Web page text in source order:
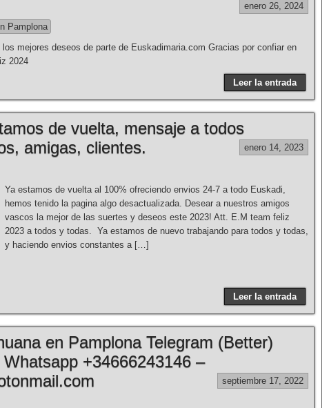
enero 26, 2024
Pamplona
mejores deseos de parte de Euskadimaria.com Gracias por confiar en
2024
Leer la entrada
de vuelta, mensaje a todos
amigas, clientes.
enero 14, 2023
Ya estamos de vuelta al 100% ofreciendo envios 24-7 a todo Euskadi,
hemos tenido la pagina algo desactualizada. Desear a nuestros amigos
vascos la mejor de las suertes y deseos este 2023! Att. E.M team feliz
2023 a todos y todas. Ya estamos de nuevo trabajando para todos y todas,
y haciendo envios constantes a […]
Leer la entrada
en Pamplona Telegram (Better)
+34666243146 –
septiembre 17, 2022